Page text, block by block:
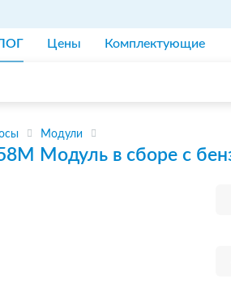
Цены Комплектующие
Модули
Модуль в сборе с